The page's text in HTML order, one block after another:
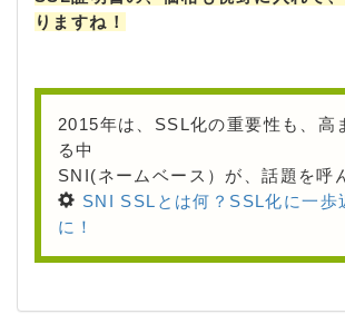
りますね！
2015年は、SSL化の重要性も、高
る中
SNI(ネームベース）が、話題を呼
SNI SSLとは何？SSL化に一歩
に！